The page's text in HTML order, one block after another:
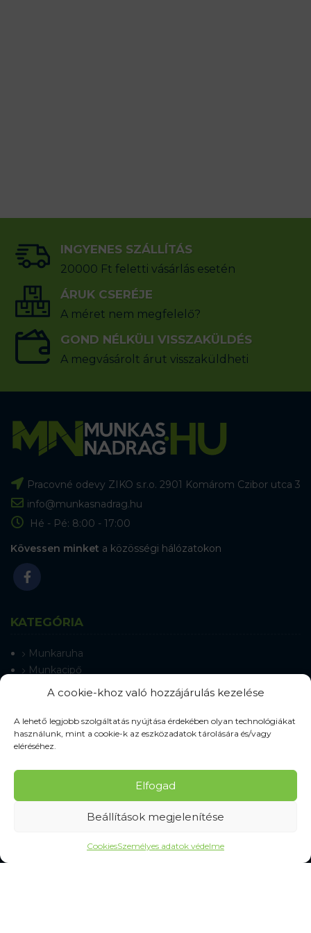
A cookie-khoz való hozzájárulás kezelése
A lehető legjobb szolgáltatás nyújtása érdekében olyan technológiákat
használunk, mint a cookie-k az eszközadatok tárolására és/vagy
eléréséhez.
Elfogad
Beállítások megjelenítése
CookiesSzemélyes adatok védelme
INGYENES SZÁLLÍTÁS
20000 Ft feletti vásárlás esetén
ÁRUK CSERÉJE
A méret nem megfelelő?
GOND NÉLKÜLI VISSZAKÜLDÉS
A megvásárolt árut visszaküldheti
Pracovné odevy ZIKO s.r.o. 2901 Komárom Czibor utca 3
info@munkasnadrag.hu
Hé - Pé: 8:00 - 17:00
Kövessen minket a közösségi hálózatokon
KATEGÓRIA
Munkaruha
Munkacipő
Terepmintás ruházat
Munkaeszközök
Jelzőeszközök
Védőeszközök
Tisztítás és higiénia
SZOLGÁLTATÁSOK
Gyakran Ismételt Kérdések